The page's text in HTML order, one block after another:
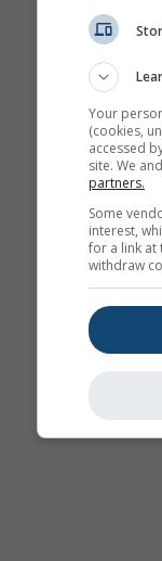
Your
(cookies,
accessed
site. We
partners.
Some
interest,
for a link at
withdraw